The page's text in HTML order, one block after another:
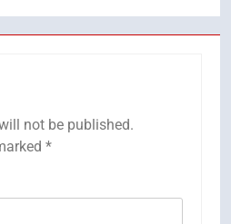
not be published.
*